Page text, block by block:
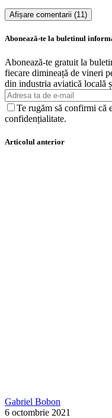
Afișare comentarii (11)
Abonează-te la buletinul
Abonează-te gratuit la
fiecare dimineață de vineri
din industria aviatică locală
Te rugăm să confirmi că
confidențialitate.
Articolul anterior
Gabriel Bobon
6 octombrie 2021